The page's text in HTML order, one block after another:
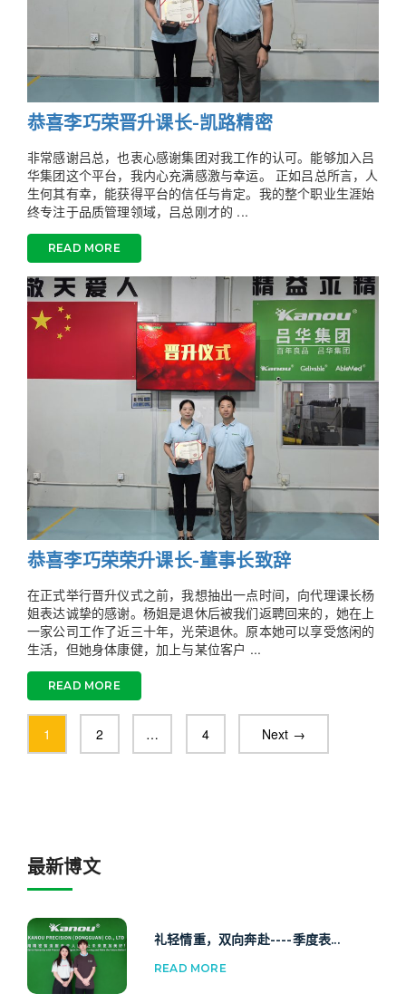
恭喜李巧荣晋升课长-凯路精密
非常感谢吕总，也衷心感谢集团对我工作的认可。能够加入吕
华集团这个平台，我内心充满感激与幸运。 正如吕总所言，人
生何其有幸，能获得平台的信任与肯定。我的整个职业生涯始
终专注于品质管理领域，吕总刚才的 ...
READ MORE
恭喜李巧荣荣升课长-董事长致辞
在正式举行晋升仪式之前，我想抽出一点时间，向代理课长杨
姐表达诚挚的感谢。杨姐是退休后被我们返聘回来的，她在上
一家公司工作了近三十年，光荣退休。原本她可以享受悠闲的
生活，但她身体康健，加上与某位客户 ...
READ MORE
1 2 … 4 Next →
最新博文
礼轻情重，双向奔赴----季度表...
READ MORE